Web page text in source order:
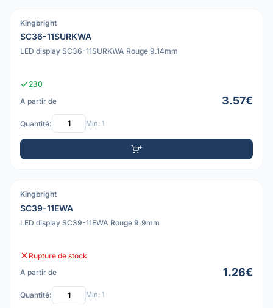
PDF
Kingbright
SC36-11SURKWA
LED display SC36-11SURKWA Rouge 9.14mm
230
A partir de
3.57€
Quantité: Min: 1
PDF
Kingbright
SC39-11EWA
LED display SC39-11EWA Rouge 9.9mm
Rupture de stock
A partir de
1.26€
Quantité: Min: 1